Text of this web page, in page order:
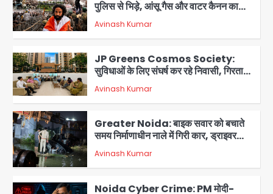
JP Greens Cosmos Society:
सुविधाओं के लिए संघर्ष कर रहे निवासी, गिरता
Avinash Kumar
4
Greater Noida: बाइक सवार को बचाते
समय निर्माणाधीन नाले में गिरी कार, ड्राइवर
Avinash Kumar
Noida Cyber Crime: PM मोदी-
सीतारमण के AI डीपफेक वीडियो से नोएडा में
jai hind janab